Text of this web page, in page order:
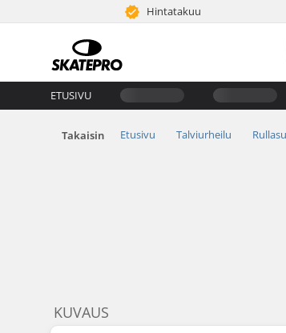
Hintatakuu
ETUSIVU
Takaisin Etusivu Talviurheilu
KUVAUS